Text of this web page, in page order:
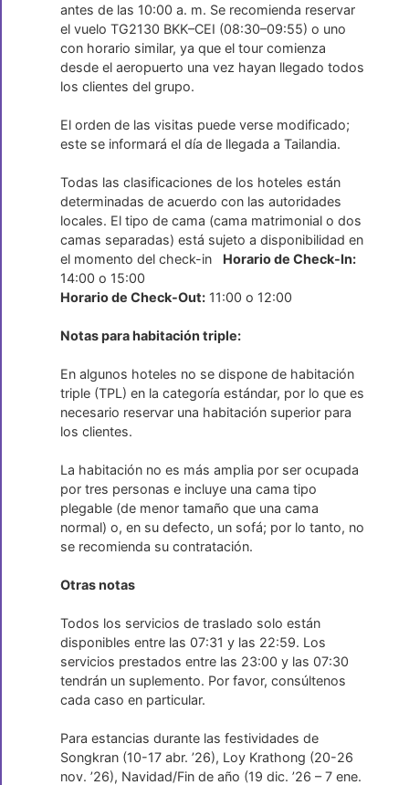
antes de las 10:00 a. m. Se recomienda reservar
el vuelo TG2130 BKK–CEI (08:30–09:55) o uno
con horario similar, ya que el tour comienza
desde el aeropuerto una vez hayan llegado todos
los clientes del grupo.
El orden de las visitas puede verse modificado;
este se informará el día de llegada a Tailandia.
Todas las clasificaciones de los hoteles están
determinadas de acuerdo con las autoridades
locales. El tipo de cama (cama matrimonial o dos
camas separadas) está sujeto a disponibilidad en
el momento del check-in Horario de Check-In:
14:00 o 15:00
Horario de Check-Out: 11:00 o 12:00
Notas para habitación triple:
En algunos hoteles no se dispone de habitación
triple (TPL) en la categoría estándar, por lo que es
necesario reservar una habitación superior para
los clientes.
La habitación no es más amplia por ser ocupada
por tres personas e incluye una cama tipo
plegable (de menor tamaño que una cama
normal) o, en su defecto, un sofá; por lo tanto, no
se recomienda su contratación.
Otras notas
Todos los servicios de traslado solo están
disponibles entre las 07:31 y las 22:59. Los
servicios prestados entre las 23:00 y las 07:30
tendrán un suplemento. Por favor, consúltenos
cada caso en particular.
Para estancias durante las festividades de
Songkran (10-17 abr. ’26), Loy Krathong (20-26
nov. ’26), Navidad/Fin de año (19 dic. ’26 – 7 ene.